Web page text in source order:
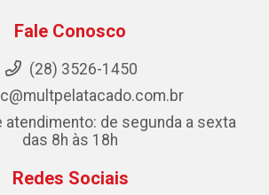
Fale Conosco
(28) 3526-1450
atendimento: de segunda a sexta
das 8h às 18h
Redes Sociais